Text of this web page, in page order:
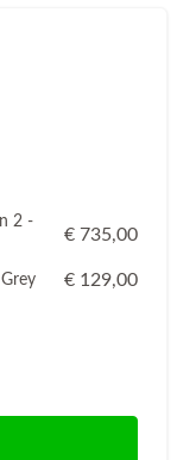
2 -
€ 735,00
€ 129,00